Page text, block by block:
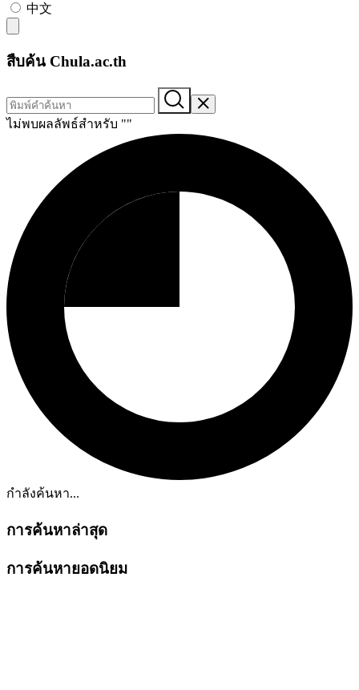
中文
สืบค้น Chula.ac.th
ไม่พบผลลัพธ์สำหรับ ""
กำลังค้นหา...
การค้นหาล่าสุด
การค้นหายอดนิยม